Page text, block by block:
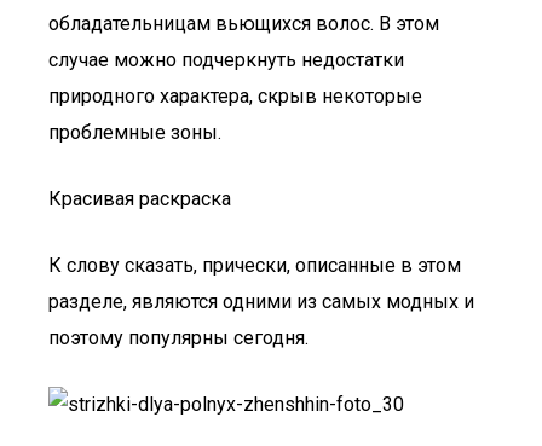
обладательницам вьющихся волос. В этом
случае можно подчеркнуть недостатки
природного характера, скрыв некоторые
проблемные зоны.
Красивая раскраска
К слову сказать, прически, описанные в этом
разделе, являются одними из самых модных и
поэтому популярны сегодня.